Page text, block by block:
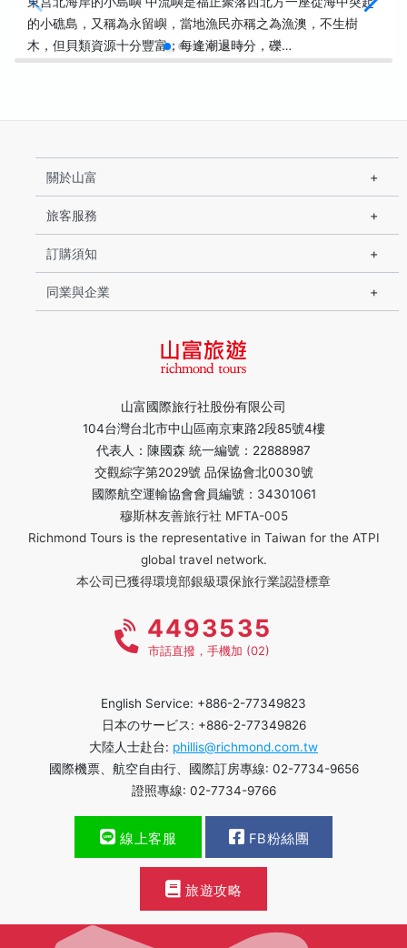
的小礁島，又稱為永留嶼，當地漁民亦稱之為漁澳，不生樹
木，但貝類資源十分豐富；每逢潮退時分，礫…
山富國際旅行社股份有限公司
104台灣台北市中山區南京東路2段85號4樓
代表人：陳國森 統一編號：22888987
交觀綜字第2029號 品保協會北0030號
國際航空運輸協會會員編號：34301061
穆斯林友善旅行社 MFTA-005
Richmond Tours is the representative in Taiwan for the ATPI
global travel network.
本公司已獲得環境部銀級環保旅行業認證標章
關於山富
旅客服務
訂購須知
同業與企業
4493535
市話直撥，手機加 (02)
English Service: +886-2-77349823
日本のサービス: +886-2-77349826
大陸人士赴台: phillis@richmond.com.tw
國際機票、航空自由行、國際訂房專線: 02-7734-9656
證照專線: 02-7734-9766
線上客服 FB粉絲團
旅遊攻略